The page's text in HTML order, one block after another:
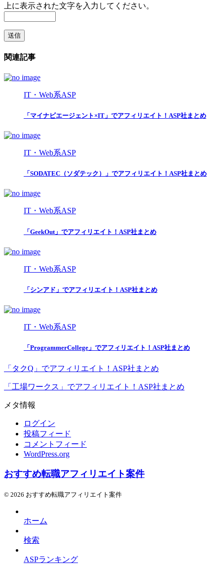
上に表示された文字を入力してください。
関連記事
IT・Web系ASP
「マイナビエージェント×IT」でアフィリエイト！ASP社まとめ
IT・Web系ASP
「SODATEC（ソダテック）」でアフィリエイト！ASP社まとめ
IT・Web系ASP
「GeekOut」でアフィリエイト！ASP社まとめ
IT・Web系ASP
「シンアド」でアフィリエイト！ASP社まとめ
IT・Web系ASP
「ProgrammerCollege」でアフィリエイト！ASP社まとめ
「タクQ」でアフィリエイト！ASP社まとめ
「工場ワークス」でアフィリエイト！ASP社まとめ
メタ情報
ログイン
投稿フィード
コメントフィード
WordPress.org
おすすめ転職アフィリエイト案件
© 2026 おすすめ転職アフィリエイト案件
ホーム
検索
ASPランキング